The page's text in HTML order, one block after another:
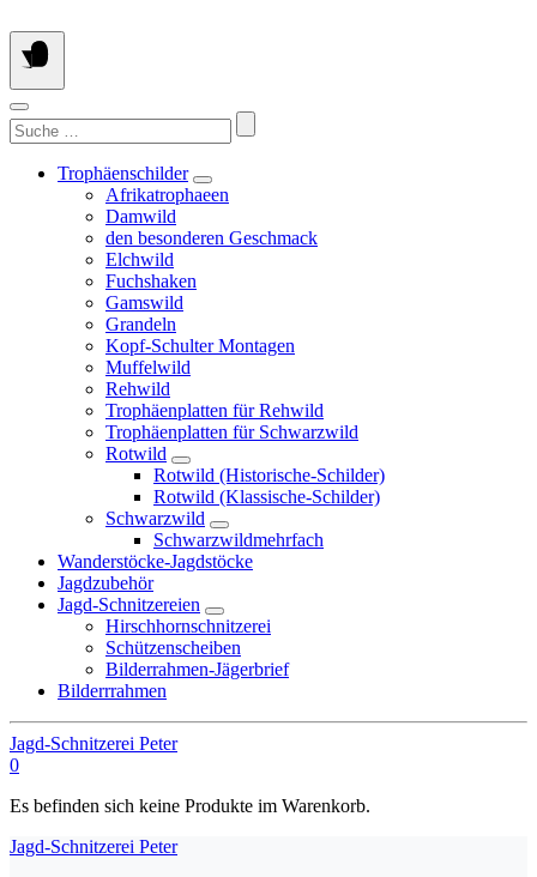
Springe
zum
Inhalt
Suchen
nach:
Trophäenschilder
Afrikatrophaeen
Damwild
den besonderen Geschmack
Elchwild
Fuchshaken
Gamswild
Grandeln
Kopf-Schulter Montagen
Muffelwild
Rehwild
Trophäenplatten für Rehwild
Trophäenplatten für Schwarzwild
Rotwild
Rotwild (Historische-Schilder)
Rotwild (Klassische-Schilder)
Schwarzwild
Schwarzwildmehrfach
Wanderstöcke-Jagdstöcke
Jagdzubehör
Jagd-Schnitzereien
Hirschhornschnitzerei
Schützenscheiben
Bilderrahmen-Jägerbrief
Bilderrrahmen
Jagd-Schnitzerei Peter
0
Es befinden sich keine Produkte im Warenkorb.
Jagd-Schnitzerei Peter